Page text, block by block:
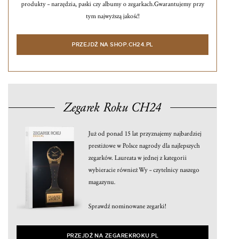
produkty – narzędzia, paski czy albumy o zegarkach.Gwarantujemy przy
tym najwyższą jakość!
PRZEJDŹ NA SHOP.CH24.PL
Zegarek Roku CH24
Już od ponad 15 lat przyznajemy najbardziej
prestiżowe w Polsce nagrody dla najlepszych
zegarków. Laureata w jednej z kategorii
wybieracie również Wy – czytelnicy naszego
magazynu.
Sprawdź nominowane zegarki!
PRZEJDŹ NA ZEGAREKROKU.PL